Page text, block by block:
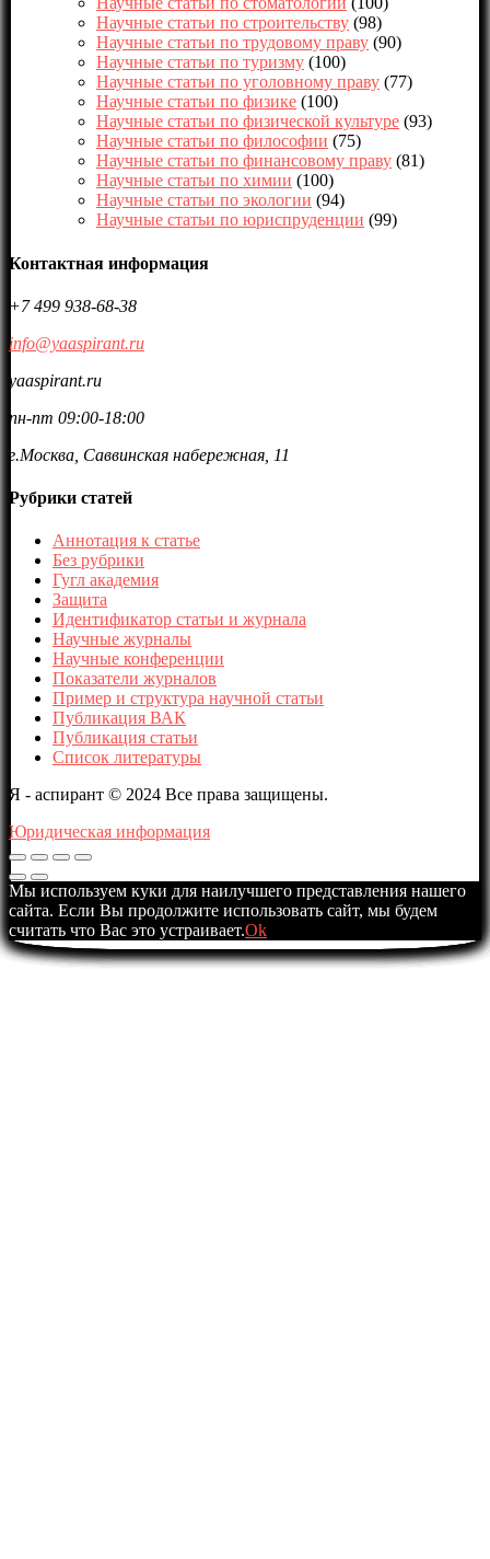
Научные статьи по строительству (98)
Научные статьи по трудовому праву (90)
Научные статьи по туризму (100)
Научные статьи по уголовному праву (77)
Научные статьи по физике (100)
Научные статьи по физической культуре (93)
Научные статьи по философии (75)
Научные статьи по финансовому праву (81)
Научные статьи по химии (100)
Научные статьи по экологии (94)
Научные статьи по юриспруденции (99)
Контактная информация
+7 499 938-68-38
info@yaaspirant.ru
yaaspirant.ru
пн-пт 09:00-18:00
г.Москва, Саввинская набережная, 11
Рубрики статей
Аннотация к статье
Без рубрики
Гугл академия
Защита
Идентификатор статьи и журнала
Научные журналы
Научные конференции
Показатели журналов
Пример и структура научной статьи
Публикация ВАК
Публикация статьи
Список литературы
Я - аспирант © 2024 Все права защищены.
Юридическая информация
Мы используем куки для наилучшего представления нашего
сайта. Если Вы продолжите использовать сайт, мы будем
считать что Вас это устраивает.Ok